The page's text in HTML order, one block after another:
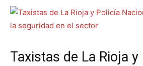
Taxistas de La Rioja y